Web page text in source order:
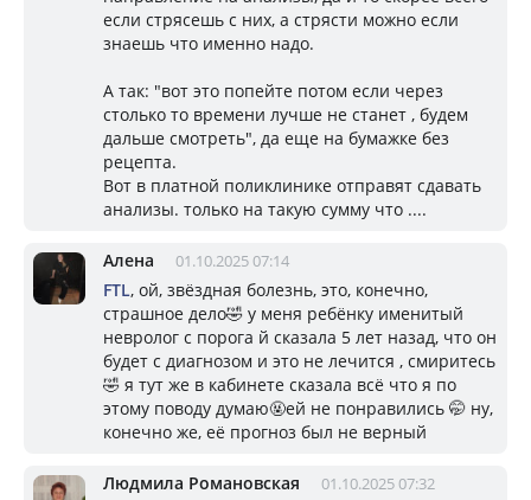
если стрясешь с них, а стрясти можно если
знаешь что именно надо.
А так: "вот это попейте потом если через
столько то времени лучше не станет , будем
дальше смотреть", да еще на бумажке без
рецепта.
Вот в платной поликлинике отправят сдавать
анализы. только на такую сумму что ....
Алена 01.10.2025 07:14
FTL, ой, звёздная болезнь, это, конечно,
страшное дело🤣 у меня ребёнку именитый
невролог с порога й сказала 5 лет назад, что он
будет с диагнозом и это не лечится , смиритесь
🤣 я тут же в кабинете сказала всё что я по
этому поводу думаю🤬ей не понравились 🤭 ну,
конечно же, её прогноз был не верный
Людмила Романовская 01.10.2025 07:32